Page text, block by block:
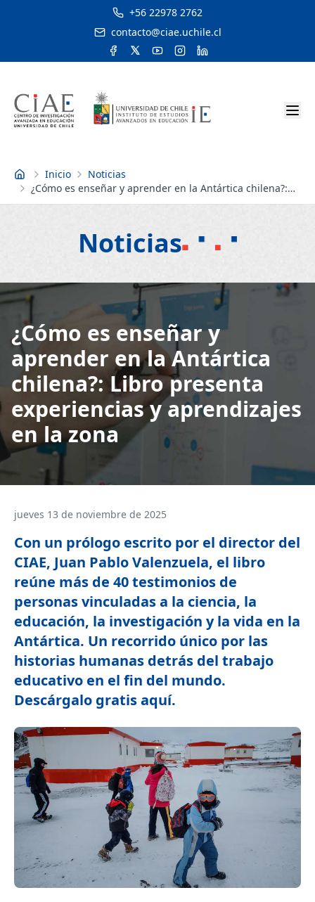
+56 22978 2762
contacto@ciae.uchile.cl
Inicio Inicio
Noticias
¿Cómo es enseñar y aprender en la Antártica chilena?:
Libro presenta experiencias y aprendizajes en la zona
Noticias
¿Cómo es enseñar y
aprender en la Antártica
chilena?: Libro presenta
experiencias y aprendizajes
en la zona
jueves 13 de noviembre de 2025
Con un prólogo escrito por el director del
CIAE, Juan Pablo Valenzuela, el libro
reúne más de 40 testimonios de
personas vinculadas a la ciencia, la
educación, la investigación y la vida en la
Antártica. Un recorrido único por las
historias humanas detrás del trabajo
educativo en el fin del mundo.
Descárgalo gratis aquí.